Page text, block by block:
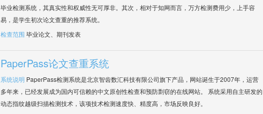
毕业检测系统，其真实性和权威性无可厚非。其次，相对于知网而言，万方检测费用少，上手容
易，是学生初次论文查重的推荐系统。
检查范围 毕业论文、期刊发表
PaperPass论文查重系统
系统说明 PaperPass检测系统是北京智齿数汇科技有限公司旗下产品，网站诞生于2007年，运营
多年来，已经发展成为国内可信赖的中文原创性检查和预防剽窃的在线网站。 系统采用自主研发的
动态指纹越级扫描检测技术，该项技术检测速度快、精度高，市场反映良好。